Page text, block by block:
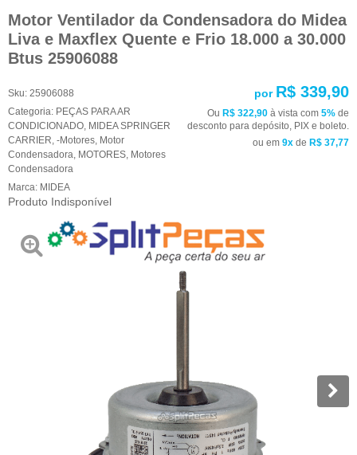
Motor Ventilador da Condensadora do Midea
Liva e Maxflex Quente e Frio 18.000 a 30.000
Btus 25906088
Sku: 25906088
Categoria: PEÇAS PARA AR
CONDICIONADO MIDEA SPRINGER
CARRIER -Motores Motor
Condensadora MOTORES Motores
Condensadora
Marca: MIDEA
Produto Indisponível
por R$ 339,90
Ou R$ 322,90 à vista com 5% de
desconto para depósito, PIX e boleto.
ou em 9x de R$ 37,77